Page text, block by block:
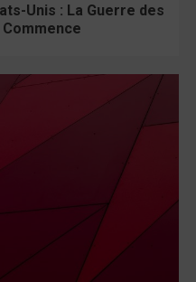
Unis : La Guerre des